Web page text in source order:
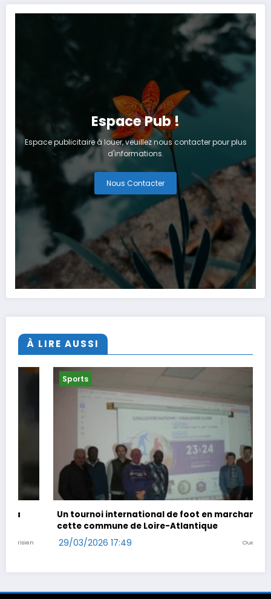
Espace Pub !
Espace publicitaire à louer, veuillez nous contacter pour plus
d'informations.
Nous Contacter
À LIRE AUSSI
Un tournoi international de foot en marchant dans
cette commune de Loire-Atlantique
29/03/2026 17:49 Ouest-France